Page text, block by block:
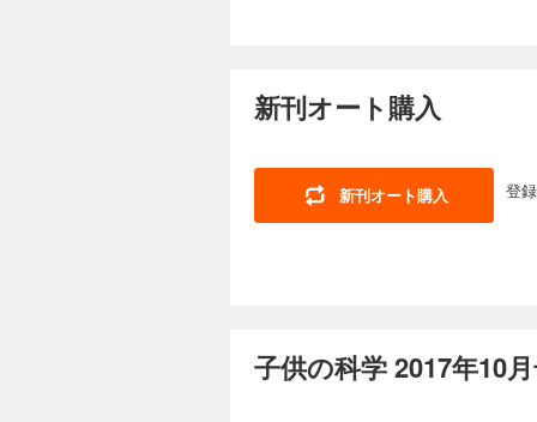
害時、君が犯罪に
でタイムスリップ!?
[別冊付録]最強の頭
見に行こう！ 南極
灯 おうちや教室ですぐできる！ トッポとチィのひまつぶし実験室 なぜ？
スト こんなの撮
ッチと動いて見え
害時に安全かどう
リーツアー8 台風の
たち。その正体は何
ともいわれるゾウの
しができません。 ※
非公開となる予定ですのでご了承ください。 目
ンタビュー まんが
る！ AkaDakoもの
を疑え！ ウソと科
子供の科学 2025
型紙は取り外しできません。 目次 まんが にゃんと！CSI 猫科学捜査班 コカ
のひみつ コマで究
新刊オート購入
新刊オート購入 登
子供の科学 2017年10